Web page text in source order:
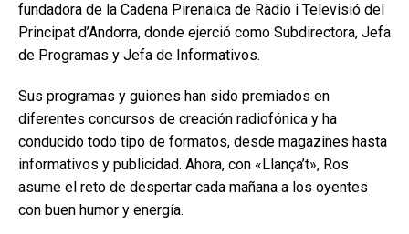
fundadora de la Cadena Pirenaica de Ràdio i Televisió del
Principat d’Andorra, donde ejerció como Subdirectora, Jefa
de Programas y Jefa de Informativos.
Sus programas y guiones han sido premiados en
diferentes concursos de creación radiofónica y ha
conducido todo tipo de formatos, desde magazines hasta
informativos y publicidad. Ahora, con «Llança’t», Ros
asume el reto de despertar cada mañana a los oyentes
con buen humor y energía.